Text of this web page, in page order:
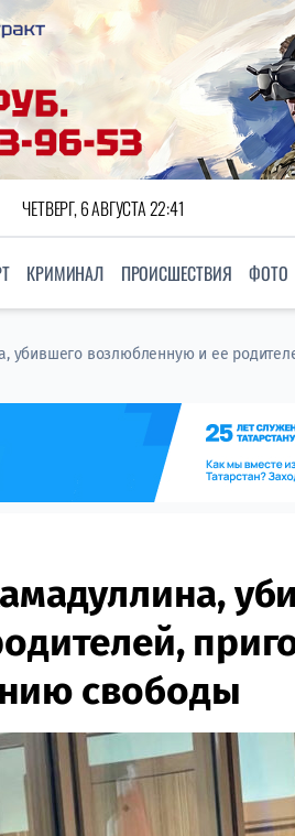
ЧЕТВЕРГ, 6 АВГУСТА 22:41
КРИМИНАЛ ПРОИСШЕСТВИЯ ФОТО
убившего возлюбленную и ее
свободы